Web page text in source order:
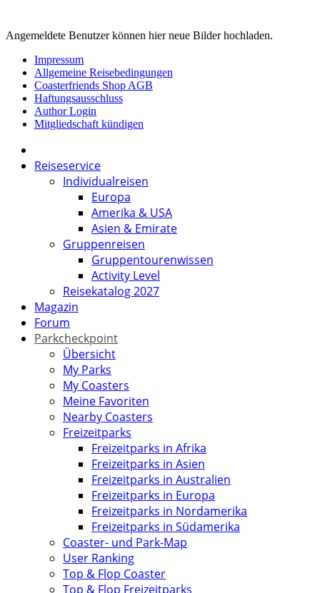
Angemeldete Benutzer können hier neue Bilder hochladen.
Impressum
Allgemeine Reisebedingungen
Coasterfriends Shop AGB
Haftungsausschluss
Author Login
Mitgliedschaft kündigen
Reiseservice
Individualreisen
Europa
Amerika & USA
Asien & Emirate
Gruppenreisen
Gruppentourenwissen
Activity Level
Reisekatalog 2027
Magazin
Forum
Parkcheckpoint
Übersicht
My Parks
My Coasters
Meine Favoriten
Nearby Coasters
Freizeitparks
Freizeitparks in Afrika
Freizeitparks in Asien
Freizeitparks in Australien
Freizeitparks in Europa
Freizeitparks in Nordamerika
Freizeitparks in Südamerika
Coaster- und Park-Map
User Ranking
Top & Flop Coaster
Top & Flop Freizeitparks